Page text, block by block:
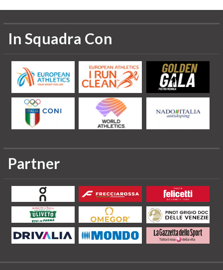
In Squadra Con
Partner